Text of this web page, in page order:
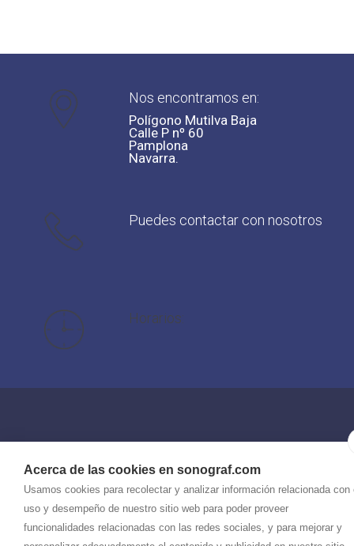
Acerca de las cookies en sonograf.com
Usamos cookies para recolectar y analizar información relacionada con
uso y desempeño de nuestro sitio web para poder proveer
funcionalidades relacionadas con las redes sociales, y para mejorar y
Nos encontramos en:
Polígono Mutilva Baja
Calle P nº 60
Pamplona
Navarra.
Puedes contactar con nosotros
Horarios:
-